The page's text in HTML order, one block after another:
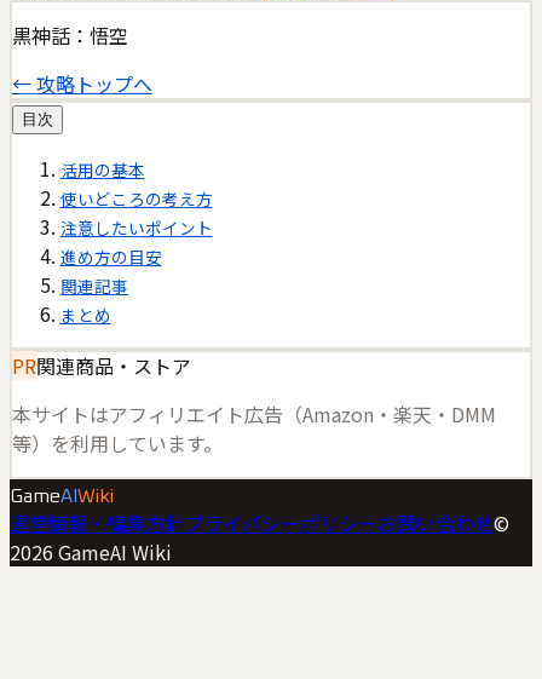
黒神話：悟空
← 攻略トップへ
目次
活用の基本
使いどころの考え方
注意したいポイント
進め方の目安
関連記事
まとめ
PR関連商品・ストア
本サイトはアフィリエイト広告（Amazon・楽天・DMM
等）を利用しています。
GameAI Wiki
運営情報・編集方針プライバシーポリシーお問い合わせ©
2026 GameAI Wiki